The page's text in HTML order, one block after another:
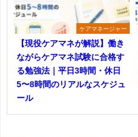
ケアマネージャー
【現役ケアマネが解説】働き
ながらケアマネ試験に合格す
る勉強法｜平日3時間・休日
5〜8時間のリアルなスケジュ
ール